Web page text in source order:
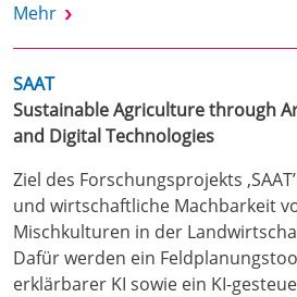
Mehr
SAAT
Sustainable Agriculture through
and Digital Technologies
Ziel des Forschungsprojekts
und wirtschaftliche Machbarkeit
Mischkulturen in der
Dafür werden ein
erklärbarer KI sowie ein KI-